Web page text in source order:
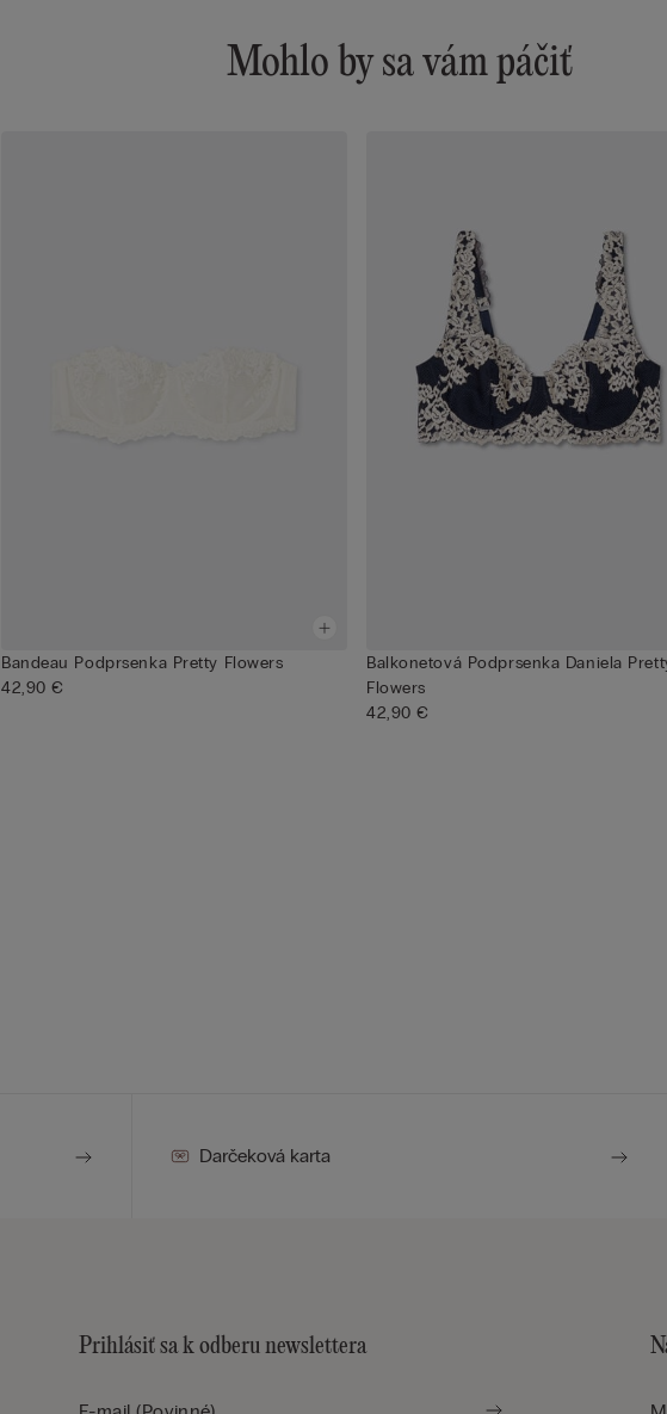
Mohlo by sa vám páčiť
Bandeau Podprsenka Pretty Flowers
42,90 €
Balkonetová Podprsenka Daniela
Flowers
42,90 €
Darčeková karta
Prihlásiť sa k odberu newslettera